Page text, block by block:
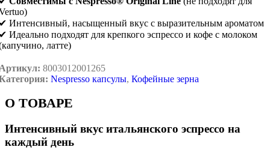
Интенсивный, насыщенный вкус с выразительным ароматом
Идеально подходят для крепкого эспрессо и кофе с молоком
латте)
8003012001265
Nespresso капсулы, Кофейные зерна
О ТОВАРЕ
Интенсивный вкус итальянского эспрессо на
каждый день